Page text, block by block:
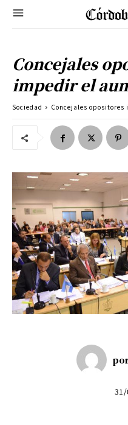
Concejales
impedir el
Sociedad Concejales